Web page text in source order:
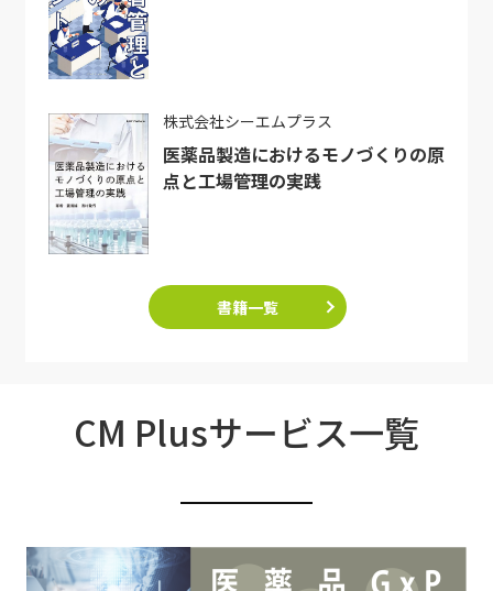
株式会社シーエムプラス
医薬品製造におけるモノづくりの原
点と工場管理の実践
書籍一覧
CM Plusサービス一覧